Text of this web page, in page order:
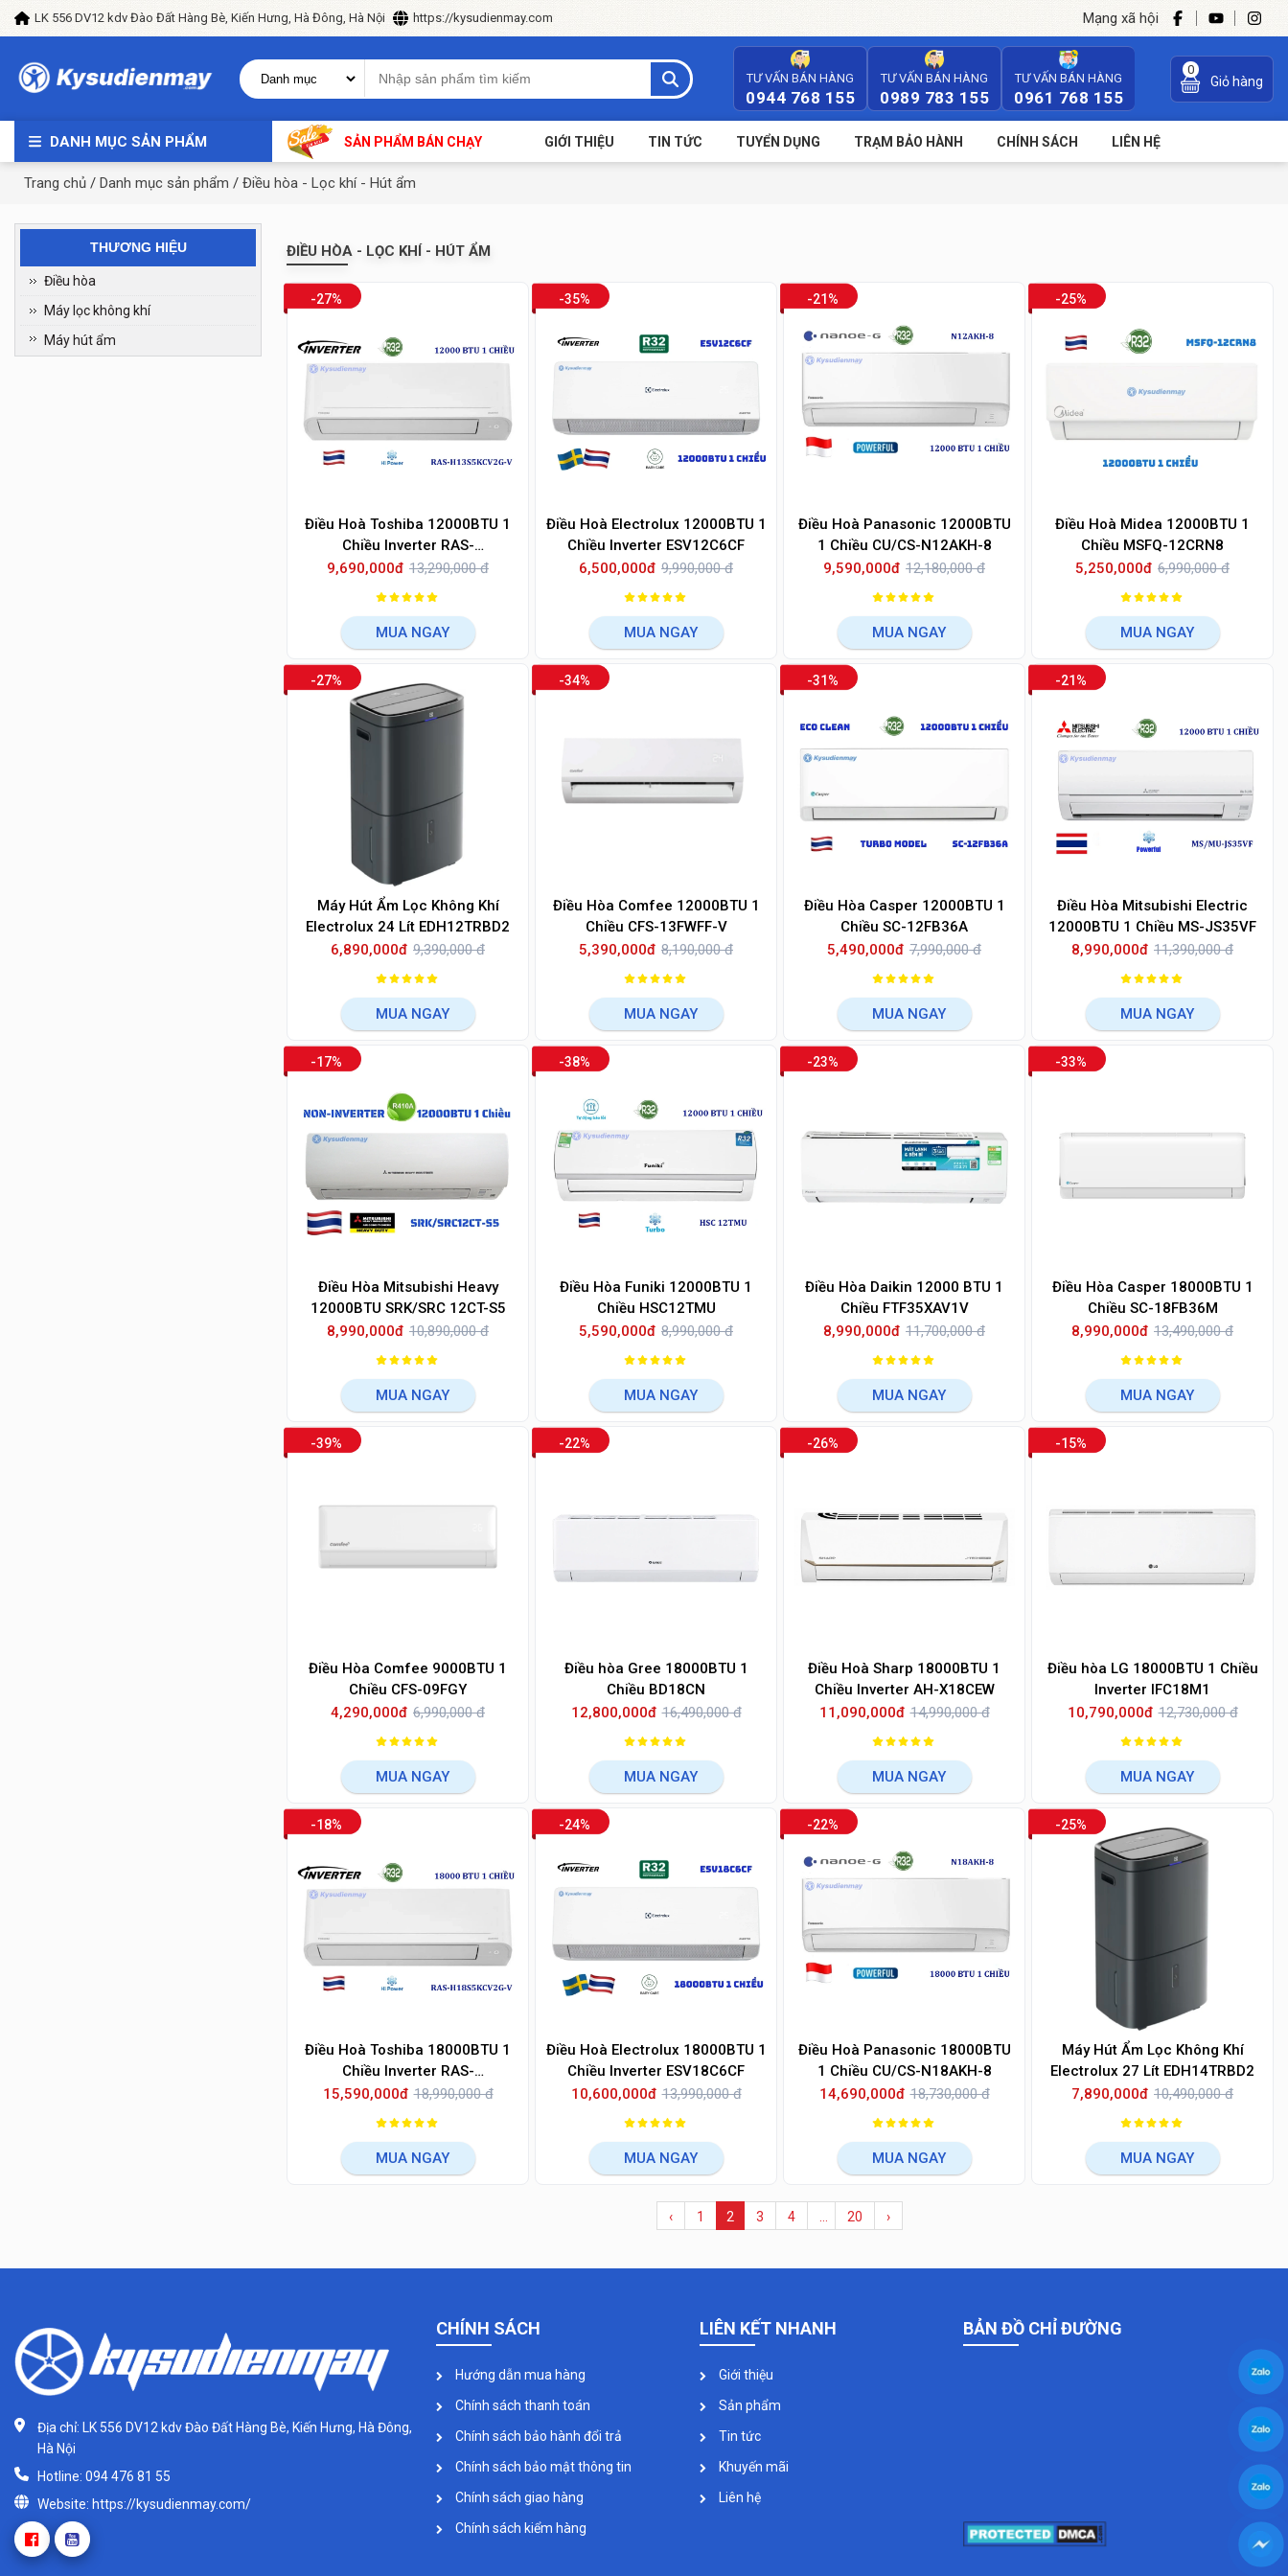
LK 556 DV12 kdv Đào Đất Hàng Bè, Kiến Hưng, Hà Đông, Hà Nội https://kysudienmay.com Mạng xã hội
TƯ VẤN BÁN HÀNG
0944 768 155
TƯ VẤN BÁN HÀNG
0989 783 155
TƯ VẤN BÁN HÀNG
0961 768 155
0
Giỏ hàng
DANH MỤC SẢN PHẨM SẢN PHẨM BÁN CHẠY GIỚI THIỆU TIN TỨC TUYỂN DỤNG TRẠM BẢO HÀNH CHÍNH SÁCH LIÊN HỆ
Trang chủ / Danh mục sản phẩm / Điều hòa - Lọc khí - Hút ẩm
THƯƠNG HIỆU
Điều hòa
Máy lọc không khí
Máy hút ẩm
ĐIỀU HÒA - LỌC KHÍ - HÚT ẨM
Điều Hoà Toshiba 12000BTU 1
Chiều Inverter RAS-
H13S5KCV2G-V
9,690,000đ 13,290,000 đ
-27%
MUA NGAY
Điều Hoà Electrolux 12000BTU 1
Chiều Inverter ESV12C6CF
6,500,000đ 9,990,000 đ
-35%
MUA NGAY
Điều Hoà Panasonic 12000BTU
1 Chiều CU/CS-N12AKH-8
9,590,000đ 12,180,000 đ
-21%
MUA NGAY
Điều Hoà Midea 12000BTU 1
Chiều MSFQ-12CRN8
5,250,000đ 6,990,000 đ
-25%
MUA NGAY
Máy Hút Ẩm Lọc Không Khí
Electrolux 24 Lít EDH12TRBD2
6,890,000đ 9,390,000 đ
-27%
MUA NGAY
Điều Hòa Comfee 12000BTU 1
Chiều CFS-13FWFF-V
5,390,000đ 8,190,000 đ
-34%
MUA NGAY
Điều Hòa Casper 12000BTU 1
Chiều SC-12FB36A
5,490,000đ 7,990,000 đ
-31%
MUA NGAY
Điều Hòa Mitsubishi Electric
12000BTU 1 Chiều MS-JS35VF
8,990,000đ 11,390,000 đ
-21%
MUA NGAY
Điều Hòa Mitsubishi Heavy
12000BTU SRK/SRC 12CT-S5
8,990,000đ 10,890,000 đ
-17%
MUA NGAY
Điều Hòa Funiki 12000BTU 1
Chiều HSC12TMU
5,590,000đ 8,990,000 đ
-38%
MUA NGAY
Điều Hòa Daikin 12000 BTU 1
Chiều FTF35XAV1V
8,990,000đ 11,700,000 đ
-23%
MUA NGAY
Điều Hòa Casper 18000BTU 1
Chiều SC-18FB36M
8,990,000đ 13,490,000 đ
-33%
MUA NGAY
Điều Hòa Comfee 9000BTU 1
Chiều CFS-09FGY
4,290,000đ 6,990,000 đ
-39%
MUA NGAY
Điều hòa Gree 18000BTU 1
Chiều BD18CN
12,800,000đ 16,490,000 đ
-22%
MUA NGAY
Điều Hoà Sharp 18000BTU 1
Chiều Inverter AH-X18CEW
11,090,000đ 14,990,000 đ
-26%
MUA NGAY
Điều hòa LG 18000BTU 1 Chiều
Inverter IFC18M1
10,790,000đ 12,730,000 đ
-15%
MUA NGAY
Điều Hoà Toshiba 18000BTU 1
Chiều Inverter RAS-
H18S5KCV2G-V
15,590,000đ 18,990,000 đ
-18%
MUA NGAY
Điều Hoà Electrolux 18000BTU 1
Chiều Inverter ESV18C6CF
10,600,000đ 13,990,000 đ
-24%
MUA NGAY
Điều Hoà Panasonic 18000BTU
1 Chiều CU/CS-N18AKH-8
14,690,000đ 18,730,000 đ
-22%
MUA NGAY
Máy Hút Ẩm Lọc Không Khí
Electrolux 27 Lít EDH14TRBD2
7,890,000đ 10,490,000 đ
-25%
MUA NGAY
‹ 1 2 3 4 20 ›
Địa chỉ: LK 556 DV12 kdv Đào Đất Hàng Bè, Kiến Hưng, Hà Đông,
Hà Nội
Hotline: 094 476 81 55
Website: https://kysudienmay.com/
CHÍNH SÁCH
Hướng dẫn mua hàng
Chính sách thanh toán
Chính sách bảo hành đổi trả
Chính sách bảo mật thông tin
Chính sách giao hàng
Chính sách kiểm hàng
LIÊN KẾT NHANH
Giới thiệu
Sản phẩm
Tin tức
Khuyến mãi
Liên hệ
BẢN ĐỒ CHỈ ĐƯỜNG